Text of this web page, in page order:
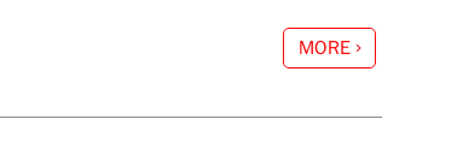
MORE